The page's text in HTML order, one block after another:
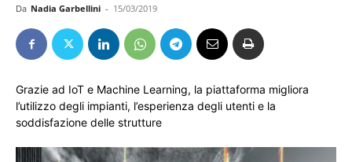
Da Nadia Garbellini - 15/03/2019
Grazie ad IoT e Machine Learning, la piattaforma migliora
l’utilizzo degli impianti, l’esperienza degli utenti e la
soddisfazione delle strutture